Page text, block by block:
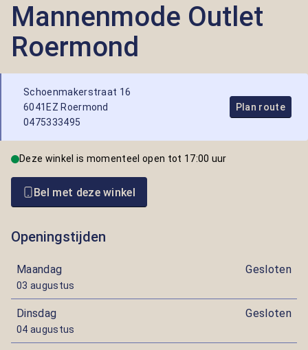
Mannenmode Outlet
Roermond
Schoenmakerstraat 16
6041EZ Roermond
0475333495
Plan route
Deze winkel is momenteel open tot 17:00 uur
Bel met deze winkel
Openingstijden
Maandag
03 augustus
Gesloten
Dinsdag
04 augustus
Gesloten